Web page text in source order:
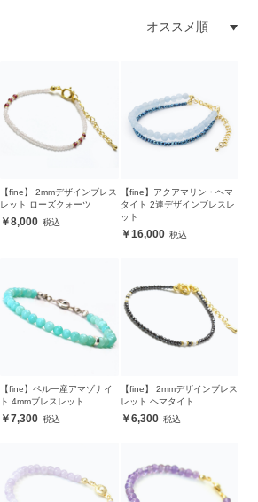
【fine】 2mmデザインブレス
レット ローズクォーツ
8,000
【fine】アクアマリン・ヘマ
タイト 2連デザインブレスレ
ット
16,000
【fine】ペルー産アマゾナイ
ト 4mmブレスレット
7,300
【fine】 2mmデザインブレス
レット ヘマタイト
6,300